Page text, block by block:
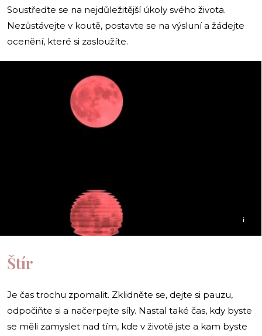
Soustřeďte se na nejdůležitější úkoly svého života.
Nezůstávejte v koutě, postavte se na výsluní a žádejte
ocenění, které si zasloužíte.
i
Štír
Je čas trochu zpomalit. Zklidněte se, dejte si pauzu,
odpočiňte si a načerpejte síly. Nastal také čas, kdy byste
se měli zamyslet nad tím, kde v životě jste a kam byste